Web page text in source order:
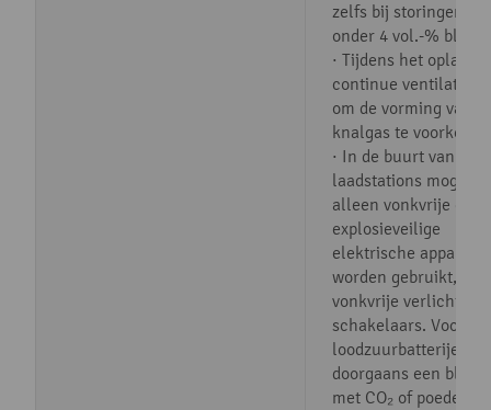
zelfs bij storingen,
onder 4 vol.-% blijft.
· Tijdens het opladen
continue ventilatie
om de vorming van
knalgas te
· In de buurt van
laadstations mogen
alleen vonkvrije en
explosieveilige
elektrische
worden gebruikt,
vonkvrije verlichting
schakelaars. Voor
loodzuurbatterijen
doorgaans een
met CO₂ of poeder